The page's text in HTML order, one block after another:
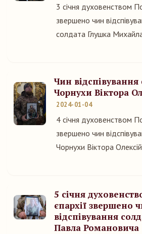
3 січня духовенством
звершено чин
солдата Глушка
Чин відспівування
Чорнухи Віктора
2024-01-04
4 січня духовенством
звершено чин
Чорнухи Віктора
5 січня
єпархії звершено
відспівування
Павла Романовича